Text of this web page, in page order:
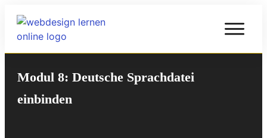
Modul 8: Deutsche Sprachdatei
einbinden